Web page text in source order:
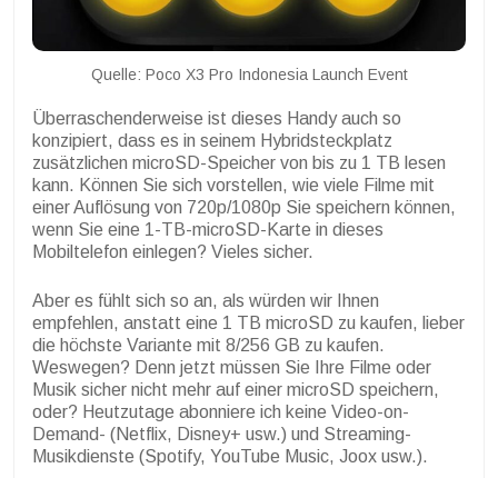
Quelle: Poco X3 Pro Indonesia Launch Event
Überraschenderweise ist dieses Handy auch so
konzipiert, dass es in seinem Hybridsteckplatz
zusätzlichen microSD-Speicher von bis zu 1 TB lesen
kann. Können Sie sich vorstellen, wie viele Filme mit
einer Auflösung von 720p/1080p Sie speichern können,
wenn Sie eine 1-TB-microSD-Karte in dieses
Mobiltelefon einlegen? Vieles sicher.
Aber es fühlt sich so an, als würden wir Ihnen
empfehlen, anstatt eine 1 TB microSD zu kaufen, lieber
die höchste Variante mit 8/256 GB zu kaufen.
Weswegen? Denn jetzt müssen Sie Ihre Filme oder
Musik sicher nicht mehr auf einer microSD speichern,
oder? Heutzutage abonniere ich keine Video-on-
Demand- (Netflix, Disney+ usw.) und Streaming-
Musikdienste (Spotify, YouTube Music, Joox usw.).